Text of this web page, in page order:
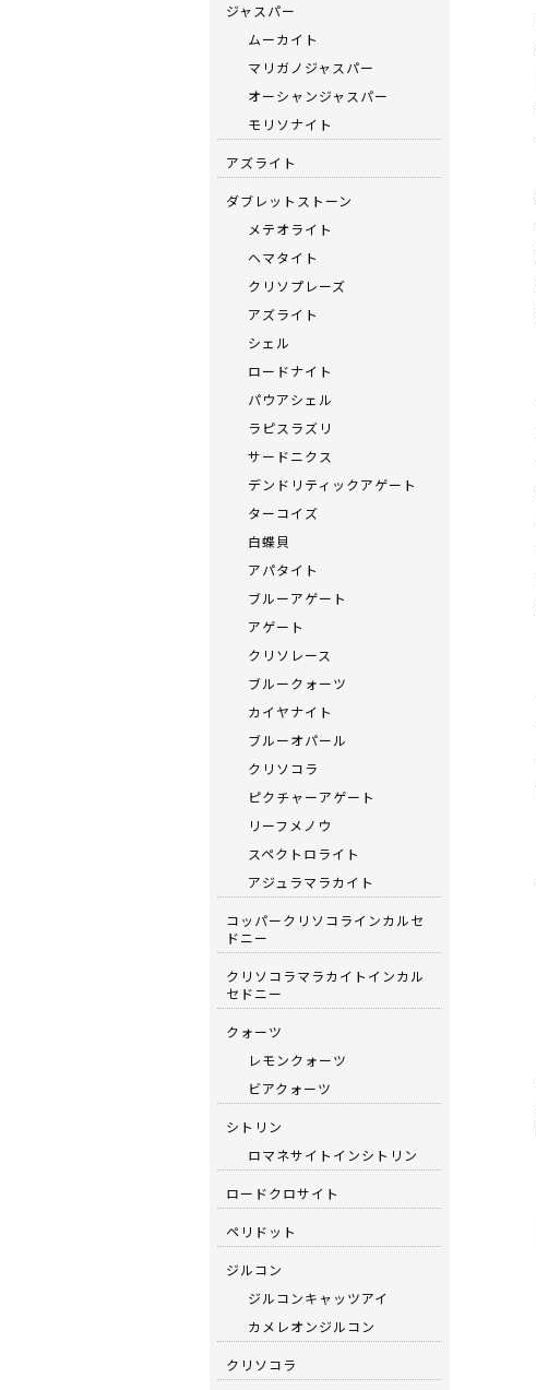
ジャスパー
ムーカイト
マリガノジャスパー
オーシャンジャスパー
モリソナイト
アズライト
ダブレットストーン
メテオライト
ヘマタイト
クリソプレーズ
アズライト
シェル
ロードナイト
パウアシェル
ラピスラズリ
サードニクス
デンドリティックアゲート
ターコイズ
白蝶貝
アパタイト
ブルーアゲート
アゲート
クリソレース
ブルークォーツ
カイヤナイト
ブルーオパール
クリソコラ
ピクチャーアゲート
リーフメノウ
スペクトロライト
アジュラマラカイト
コッパークリソコラインカルセ
ドニー
クリソコラマラカイトインカル
セドニー
クォーツ
レモンクォーツ
ビアクォーツ
シトリン
ロマネサイトインシトリン
ロードクロサイト
ペリドット
ジルコン
ジルコンキャッツアイ
カメレオンジルコン
クリソコラ